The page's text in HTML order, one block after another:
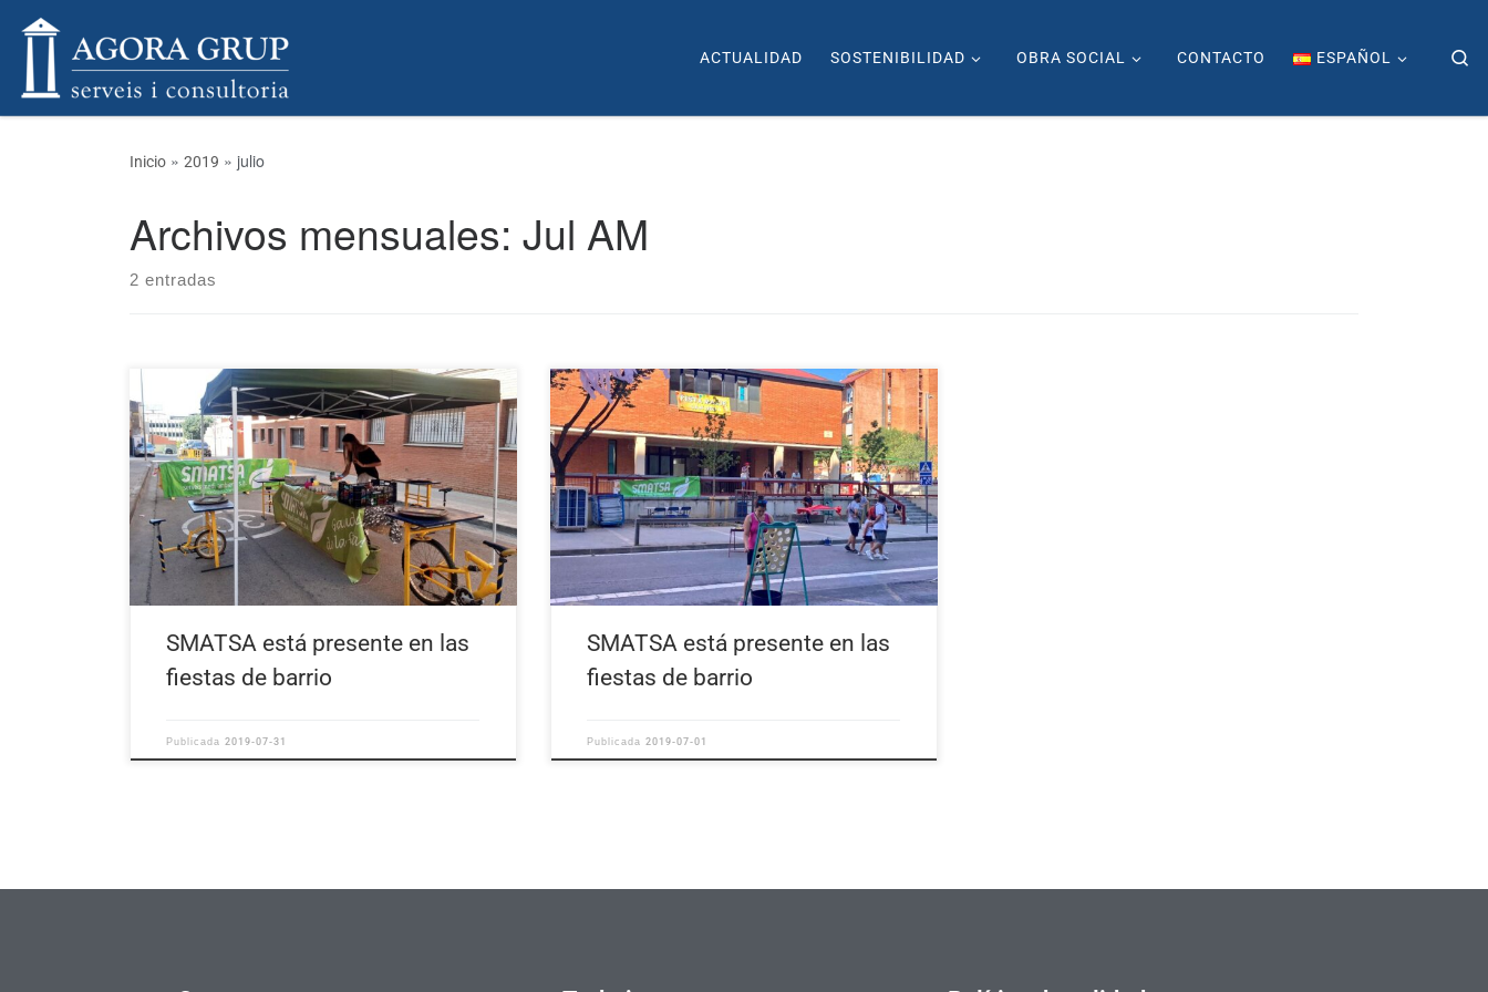
Skip to content
ACTUALIDAD SOSTENIBILIDAD OBRA SOCIAL CONTACTO ESPAÑOL
Inicio » 2019 » julio
Archivos mensuales: Jul AM
2 entradas
SMATSA está presente en las
fiestas de barrio
Publicada2019-07-31
SMATSA está presente en las
fiestas de barrio
Publicada2019-07-01